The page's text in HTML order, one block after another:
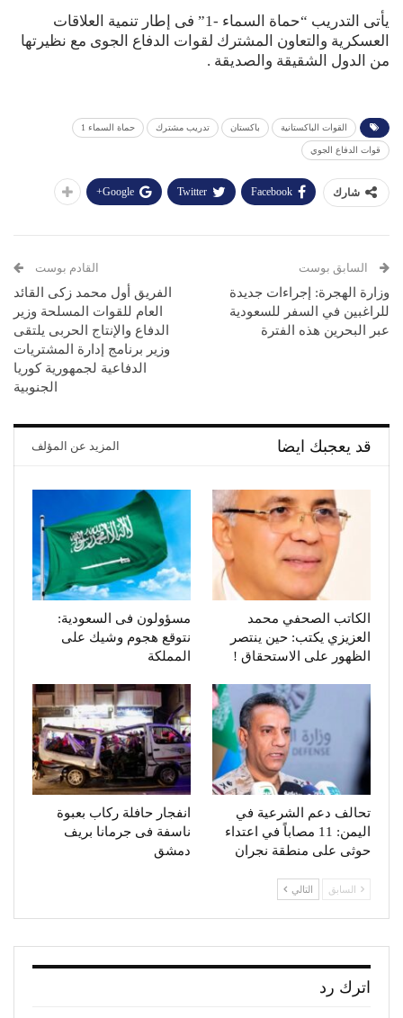
يأتى التدريب “حماة السماء -1” فى إطار تنمية العلاقات
العسكرية والتعاون المشترك لقوات الدفاع الجوى مع نظيرتها
من الدول الشقيقة والصديقة .
القوات الباكستانية باكستان تدريب مشترك حماة السماء 1
قوات الدفاع الجوي
شارك Facebook
Twitter
Google+
السابق بوست
وزارة الهجرة: إجراءات جديدة
للراغبين في السفر للسعودية
عبر البحرين هذه الفترة
القادم بوست
الفريق أول محمد زكى القائد
العام للقوات المسلحة وزير
الدفاع والإنتاج الحربى يلتقى
وزير برنامج إدارة المشتريات
الدفاعية لجمهورية كوريا
الجنوبية
قد يعجبك ايضا المزيد عن المؤلف
الكاتب الصحفي محمد
العزيزي يكتب: حين ينتصر
الظهور على الاستحقاق !
مسؤولون فى السعودية:
نتوقع هجوم وشيك على
المملكة
تحالف دعم الشرعية في
اليمن: 11 مصاباً في اعتداء
حوثى على منطقة نجران
انفجار حافلة ركاب بعبوة
ناسفة فى جرمانا بريف
دمشق
السابق التالي
اترك رد